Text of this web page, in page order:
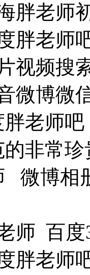
胖老师
胖老师
视频搜
微博微
老师吧
非常
微博相
师 百
胖老师